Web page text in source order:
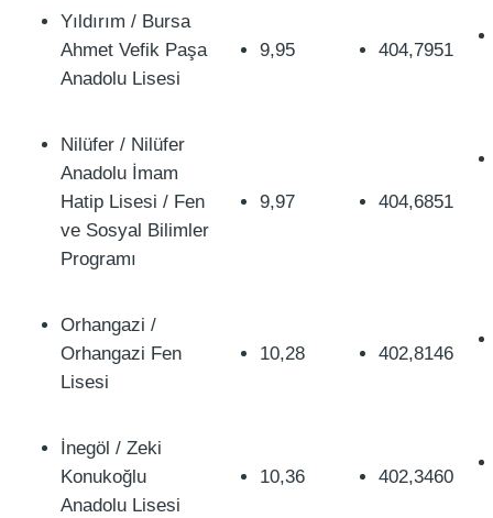
Yıldırım / Bursa
Ahmet Vefik Paşa
Anadolu Lisesi
9,95 404,7951
Nilüfer / Nilüfer
Anadolu İmam
Hatip Lisesi / Fen
ve Sosyal Bilimler
Programı
9,97 404,6851
Orhangazi /
Orhangazi Fen
Lisesi
10,28 402,8146
İnegöl / Zeki
Konukoğlu
Anadolu Lisesi
10,36 402,3460